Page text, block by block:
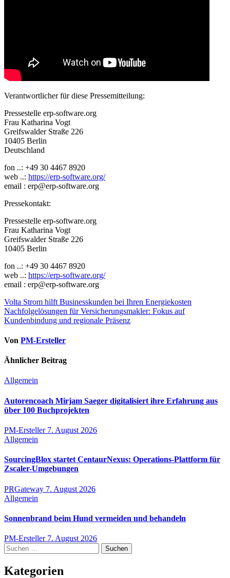
Verantwortlicher für diese Pressemitteilung:
Pressestelle erp-software.org
Frau Katharina Vogt
Greifswalder Straße 226
10405 Berlin
Deutschland
fon ..: +49 30 4467 8920
web ..: https://erp-software.org/
email : erp@erp-software.org
Pressekontakt:
Pressestelle erp-software.org
Frau Katharina Vogt
Greifswalder Straße 226
10405 Berlin
fon ..: +49 30 4467 8920
web ..: https://erp-software.org/
email : erp@erp-software.org
Beitragsnavigation
Volta Strom hilft Businesskunden bei Ihren Energiekosten
Nachfolgelösungen für Versicherungsmakler: Fokus auf
Kundenbindung und regionale Präsenz
Von PM-Ersteller
Ähnlicher Beitrag
Allgemein
Autorencoach Mirjam Saeger digitalisiert ihre Erfahrung aus
über 100 Buchprojekten
PM-Ersteller 7. August 2026
Allgemein
SourcingBlox startet CentaurNexus: Operations-Plattform für
Zscaler-Umgebungen
PRGateway 7. August 2026
Allgemein
Sonnenbrand beim Hund vermeiden und behandeln
PM-Ersteller 7. August 2026
Suchen
nach:
Kategorien